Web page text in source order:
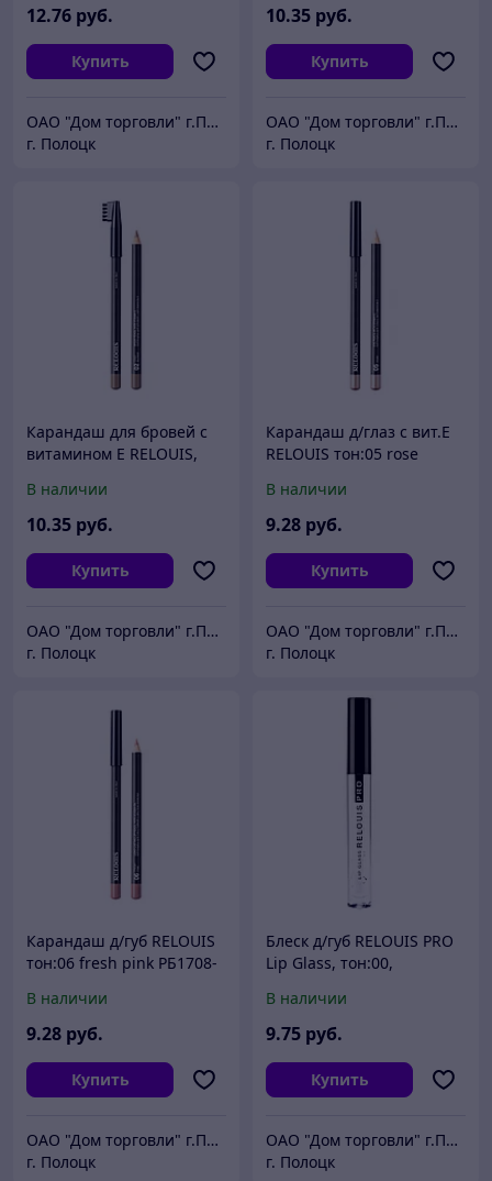
12.76 руб.
Купить
ОАО "Дом торговли" г.Полоцк
г. Полоцк
10.35 руб.
Купить
ОАО "Дом торговли" г.Полоцк
г. Полоцк
Карандаш для бровей с
витамином Е RELOUIS,
РБ1710-23
В наличии
10.35 руб.
Купить
ОАО "Дом торговли" г.Полоцк
г. Полоцк
Карандаш д/глаз с вит.Е
RELOUIS тон:05 rose
В наличии
9.28 руб.
Купить
ОАО "Дом торговли" г.Полоцк
г. Полоцк
Карандаш д/губ RELOUIS
тон:06 fresh pink РБ1708-
В наличии
9.28 руб.
Купить
ОАО "Дом торговли" г.Полоцк
г. Полоцк
Блеск д/губ RELOUIS PRO
Lip Glass, тон:00,
В наличии
9.75 руб.
Купить
ОАО "Дом торговли" г.Полоцк
г. Полоцк